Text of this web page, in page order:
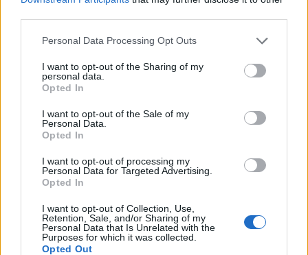
Personal Data Processing Opt Outs
I want to opt-out of the Sharing of my
personal data.
Opted In
I want to opt-out of the Sale of my
Personal Data.
Opted In
I want to opt-out of processing my
Personal Data for Targeted Advertising.
Opted In
I want to opt-out of Collection, Use,
Retention, Sale, and/or Sharing of my
Personal Data that Is Unrelated with the
Purposes for which it was collected.
Opted Out
Article précédent
Astuces Naturelles pour le
Dégonfler Facilement
contre l’hypertension :